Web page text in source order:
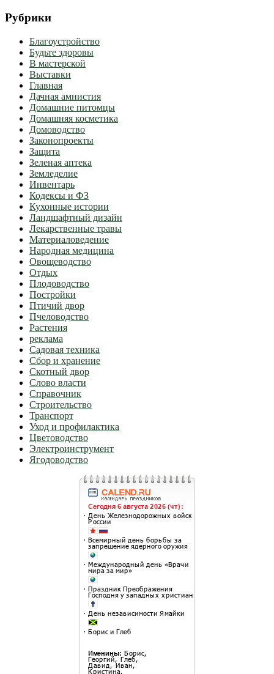
Рубрики
Благоустройство
Будьте здоровы
В мастерской
Выставки
Главная
Дачная амнистия
Домашние питомцы
Домашняя косметика
Домоводство
Законопроекты
Защита
Зеленая аптека
Земледелие
Инвентарь
Кодексы и ФЗ
Кухонные истории
Ландшафтный дизайн
Лекарственные травы
Материаловедение
Народная медицина
Овощеводство
Отдых
Плодоводство
Постройки
Птичий двор
Пчеловодство
Растения
реклама
Садовая техника
Сбор и хранение
Скотный двор
Слово власти
Справочник
Строительство
Транспорт
Уход и профилактика
Цветоводство
Электроинструмент
Ягодоводство